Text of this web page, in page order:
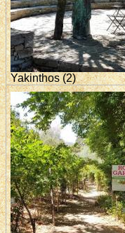
Yakinthos (2)